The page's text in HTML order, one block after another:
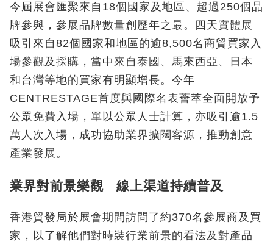
今屆展會匯聚來自18個國家及地區、超過250個品
牌參與，參展品牌數量創歷年之最。四天實體展
吸引來自82個國家和地區的逾8,500名商貿買家入
場參觀及採購，當中來自泰國、馬來西亞、日本
和台灣等地的買家有明顯增長。今年
CENTRESTAGE首度與國際名表薈萃全面開放予
公眾免費入場，單以公眾人士計算，亦吸引逾1.5
萬人次入場，成功協助業界擴闊客源，推動創意
產業發展。
業界對前景樂觀 線上渠道持續普及
香港貿發局於展會期間訪問了約370名參展商及買
家，以了解他們對時裝行業前景的看法及對產品